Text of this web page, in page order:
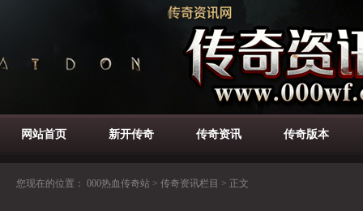
网站首页 新开传奇 传奇资讯 传奇版本
您现在的位置： 000热血传奇站 > 传奇资讯栏目 > 正文